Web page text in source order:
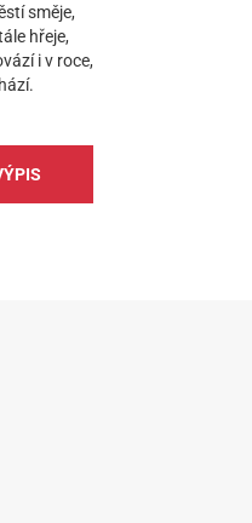
směje,
hřeje,
i v roce,